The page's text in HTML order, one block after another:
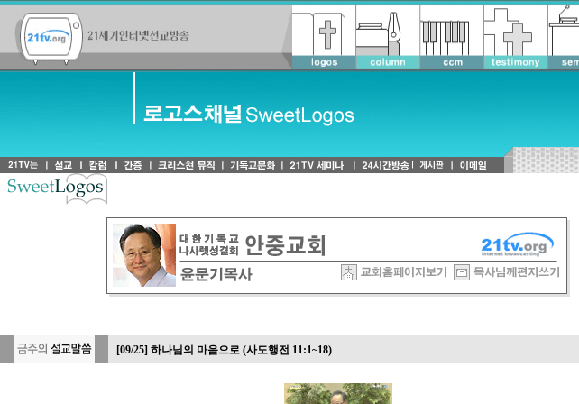
[09/25] 하나님의 마음으로 (사도행전 11:1~18)